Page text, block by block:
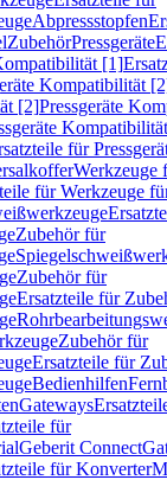
Abpressstopfen
ZubehörPressgeräte
[1]
Kompatibilität
[2]Pressgeräte
für
Werkzeuge
für Werkzeuge
Zubehör für
Zubehör für
Ersatzteile für
Zubehör für
Ersatzteile für
Bedienhilfen
Gateways
für
Geberit Connect
für Konverter